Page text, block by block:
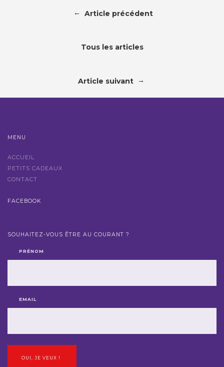
← Article précédent
Tous les articles
Article suivant →
MENU
ACCUEIL
PETITS CADEAUX
CONTACT
FACEBOOK
SOUHAITEZ-VOUS ÊTRE AU COURANT ?
PRÉNOM
EMAIL